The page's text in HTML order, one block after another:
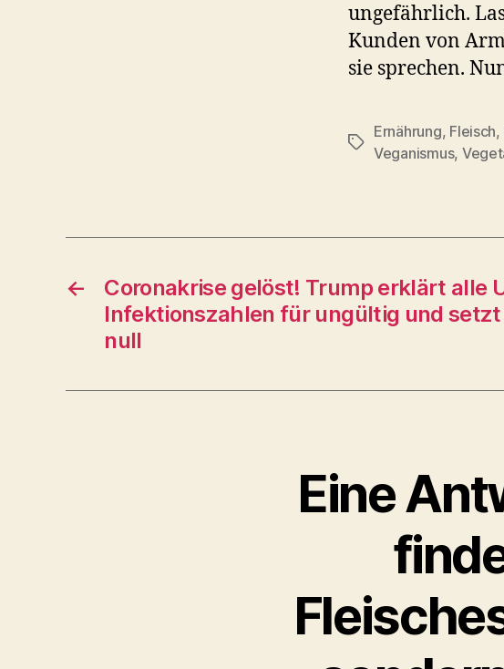
ungefährlich.
Kunden von
sie sprechen.
Schlagwörter
Ernährung, Fleisch,
Veganismus,
←
Coronakrise gelöst! Trump erklärt alle
Infektionszahlen für ungültig und setzt
null
Eine